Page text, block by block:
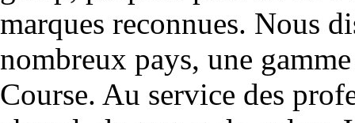
marques reconnues. Nous
nombreux pays, une
Course. Au service des